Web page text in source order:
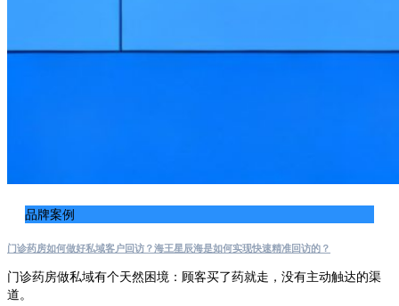
品牌案例
门诊药房如何做好私域客户回访？海王星辰海是如何实现快速精准回访的？
门诊药房做私域有个天然困境：顾客买了药就走，没有主动触达的渠
道。